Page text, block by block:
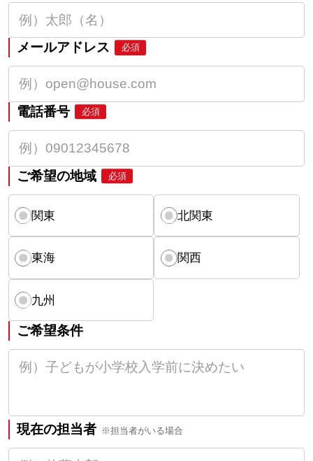
メールアドレス 必須
電話番号 必須
ご希望の地域 必須
関東 北関東
東海 関西
九州
ご希望条件
現在の担当者 ※担当者がいる場合